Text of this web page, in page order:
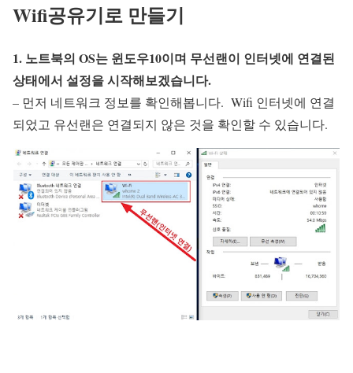
Wifi공유기로 만들기
1. 노트북의 OS는 윈도우10이며 무선랜이 인터넷에 연결된
상태에서 설정을 시작해보겠습니다.
– 먼저 네트워크 정보를 확인해봅니다. Wifi 인터넷에 연결
되었고 유선랜은 연결되지 않은 것을 확인할 수 있습니다.